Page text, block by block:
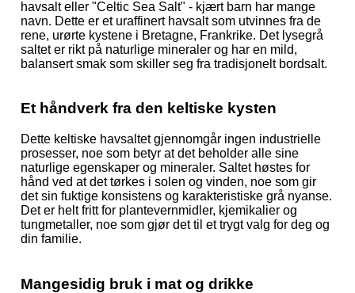
havsalt eller "Celtic Sea Salt" - kjært barn har mange
navn. Dette er et uraffinert havsalt som utvinnes fra de
rene, urørte kystene i Bretagne, Frankrike. Det lysegrå
saltet er rikt på naturlige mineraler og har en mild,
balansert smak som skiller seg fra tradisjonelt bordsalt.
Et håndverk fra den keltiske kysten
Dette keltiske havsaltet gjennomgår ingen industrielle
prosesser, noe som betyr at det beholder alle sine
naturlige egenskaper og mineraler. Saltet høstes for
hånd ved at det tørkes i solen og vinden, noe som gir
det sin fuktige konsistens og karakteristiske grå nyanse.
Det er helt fritt for plantevernmidler, kjemikalier og
tungmetaller, noe som gjør det til et trygt valg for deg og
din familie.
Mangesidig bruk i mat og drikke